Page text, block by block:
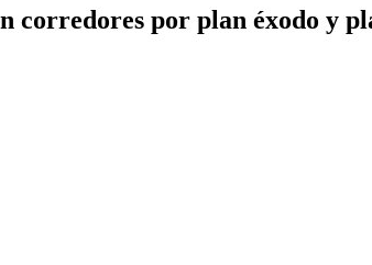
corredores por plan éxodo y